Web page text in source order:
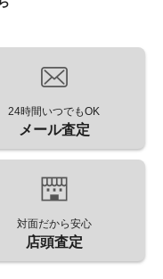
24時間いつでもOK
メール査定
対面だから安心
店頭査定